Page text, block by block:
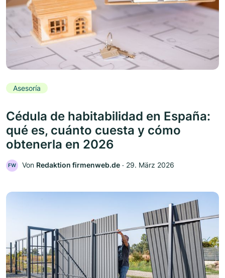
Asesoría
Cédula de habitabilidad en España:
qué es, cuánto cuesta y cómo
obtenerla en 2026
FW Von Redaktion firmenweb.de ‧ 29. März 2026